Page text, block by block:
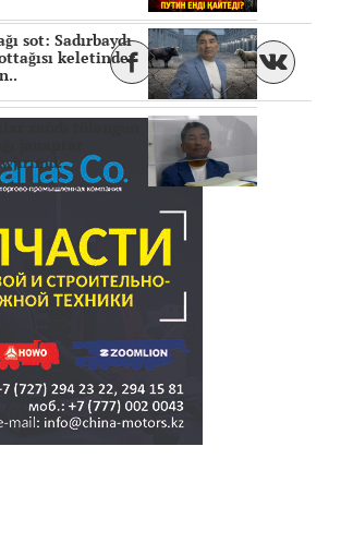
sot: Sadırbaydı
keletinder
zañdı tölengen